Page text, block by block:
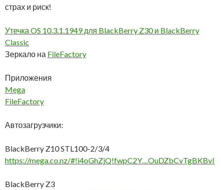
страх и риск!
Утечка OS 10.3.1.1949 для BlackBerry Z30 и BlackBerry
Classic
Зеркало на FileFactory
Приложения
Mega
FileFactory
Автозагрузчики:
BlackBerry Z10 STL100-2/3/4
https://mega.co.nz/#!i4oGhZjQ!fwpC2Y…OuDZbCvTgBKBvI
BlackBerry Z3